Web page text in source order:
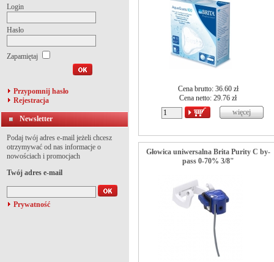
Login
Hasło
Zapamiętaj
Przypomnij hasło
Rejestracja
Newsletter
Podaj twój adres e-mail jeżeli chcesz
otrzymywać od nas informacje o
nowościach i promocjach
Twój adres e-mail
Prywatność
Cena brutto: 36.60 zł
Cena netto: 29.76 zł
Głowica uniwersalna Brita Purity C by-
pass 0-70% 3/8"